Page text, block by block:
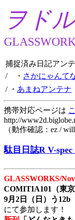
ヲド
捕捉済み日記アン
/ ・ さかにゃんて
/ ・ あまねアンテナ
携帯対応ページは
http://
（動作確認：ez /
駄目日誌R V-spec
GLASSWORKS/
COMITIA101（東京
9月2日（日）う12b
にて参加します！